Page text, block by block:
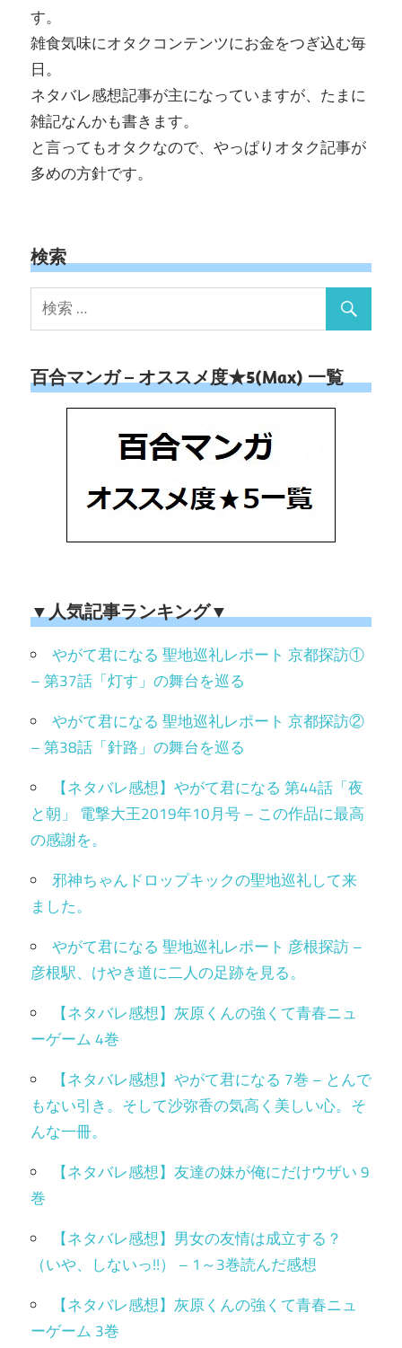
す。
雑食気味にオタクコンテンツにお金をつぎ込む毎
日。
ネタバレ感想記事が主になっていますが、たまに
雑記なんかも書きます。
と言ってもオタクなので、やっぱりオタク記事が
多めの方針です。
検索
百合マンガ – オススメ度★5(Max) 一覧
▼人気記事ランキング▼
やがて君になる 聖地巡礼レポート 京都探訪①
– 第37話「灯す」の舞台を巡る
やがて君になる 聖地巡礼レポート 京都探訪②
– 第38話「針路」の舞台を巡る
【ネタバレ感想】やがて君になる 第44話「夜
と朝」 電撃大王2019年10月号 – この作品に最高
の感謝を。
邪神ちゃんドロップキックの聖地巡礼して来
ました。
やがて君になる 聖地巡礼レポート 彦根探訪 –
彦根駅、けやき道に二人の足跡を見る。
【ネタバレ感想】灰原くんの強くて青春ニュ
ーゲーム 4巻
【ネタバレ感想】やがて君になる 7巻 – とんで
もない引き。そして沙弥香の気高く美しい心。そ
んな一冊。
【ネタバレ感想】友達の妹が俺にだけウザい 9
巻
【ネタバレ感想】男女の友情は成立する？
（いや、しないっ!!） – 1～3巻読んだ感想
【ネタバレ感想】灰原くんの強くて青春ニュ
ーゲーム 3巻